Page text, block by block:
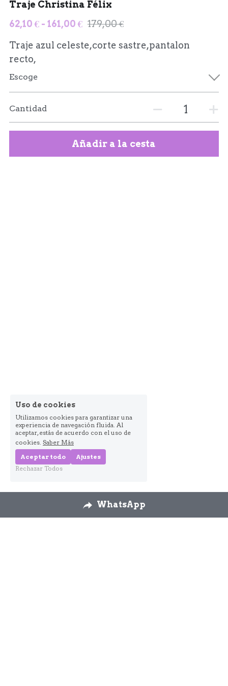
Traje Christina Félix
62,10 € - 161,00 € 179,00 €
Traje azul celeste,corte sastre,pantalon
recto,
Escoge
Cantidad
Añadir a la cesta
WhatsApp
Uso de cookies
Utilizamos cookies para garantizar una
experiencia de navegación fluida. Al
aceptar, estás de acuerdo con el uso de
cookies. Saber Más
Aceptar todo
Ajustes
Rechazar Todos